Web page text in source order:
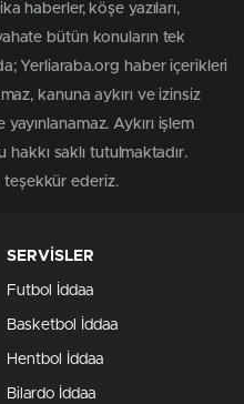
haberler, köşe yazıları,
bütün konuların tek
Yerliaraba.org haber içerikleri
kanuna aykırı ve izinsiz
Aykırı işlem
saklı tutulmaktadır.
teşekkür ederiz.
SERVİSLER
Futbol İddaa
Basketbol İddaa
Hentbol İddaa
Bilardo İddaa